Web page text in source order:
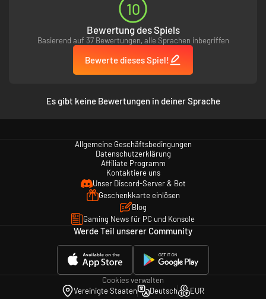
10
Bewertung des Spiels
Basierend auf 37 Bewertungen, alle Sprachen inbegriffen
Bewerte dieses Spiel!
Es gibt keine Bewertungen in deiner Sprache
Allgemeine Geschäftsbedingungen
Datenschutzerklärung
Affiliate Programm
Kontaktiere uns
Unser Discord-Server & Bot
Geschenkkarte einlösen
Blog
Gaming News für PC und Konsole
Werde Teil unserer Community
Cookies verwalten
Vereinigte Staaten
Deutsch EUR